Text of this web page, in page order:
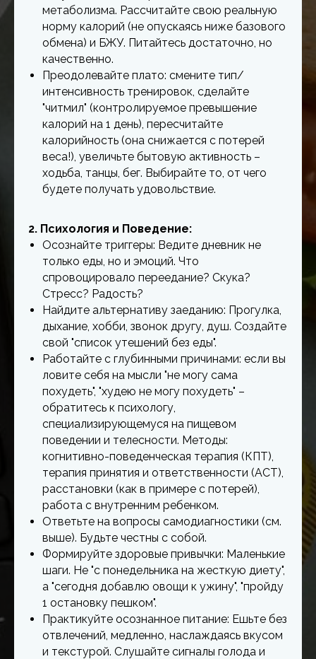
метаболизма. Рассчитайте свою реальную
норму калорий (не опускаясь ниже базового
обмена) и БЖУ. Питайтесь достаточно, но
качественно.
Преодолевайте плато: смените тип/
интенсивность тренировок, сделайте
"читмил" (контролируемое превышение
калорий на 1 день), пересчитайте
калорийность (она снижается с потерей
веса!), увеличьте бытовую активность –
ходьба, танцы, бег. Выбирайте то, от чего
будете получать удовольствие.
2. Психология и Поведение:
Осознайте триггеры: Ведите дневник не
только еды, но и эмоций. Что
спровоцировало переедание? Скука?
Стресс? Радость?
Найдите альтернативу заеданию: Прогулка,
дыхание, хобби, звонок другу, душ. Создайте
свой "список утешений без еды".
Работайте с глубинными причинами: если вы
ловите себя на мысли "не могу сама
похудеть", "худею не могу похудеть" –
обратитесь к психологу,
специализирующемуся на пищевом
поведении и телесности. Методы:
когнитивно-поведенческая терапия (КПТ),
терапия принятия и ответственности (ACT),
расстановки (как в примере с потерей),
работа с внутренним ребенком.
Ответьте на вопросы самодиагностики (см.
выше). Будьте честны с собой.
Формируйте здоровые привычки: Маленькие
шаги. Не "с понедельника на жесткую диету",
а "сегодня добавлю овощи к ужину", "пройду
1 остановку пешком".
Практикуйте осознанное питание: Ешьте без
отвлечений, медленно, наслаждаясь вкусом
и текстурой. Слушайте сигналы голода и